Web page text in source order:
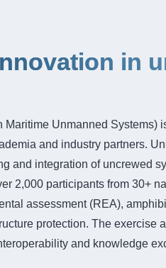
in
Unmanned Systems)
and industry partners.
and integration of uncrewed
2,000 participants from 30+
assessment (REA),
protection. The exercise
and knowledge